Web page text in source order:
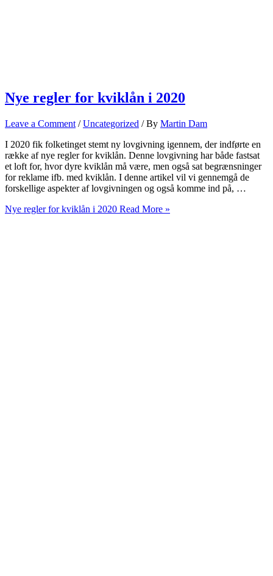
Nye regler for kviklån i 2020
Leave a Comment /Uncategorized / By Martin Dam
I 2020 fik folketinget stemt ny lovgivning igennem, der indførte en
række af nye regler for kviklån. Denne lovgivning har både fastsat
et loft for, hvor dyre kviklån må være, men også sat begrænsninger
for reklame ifb. med kviklån. I denne artikel vil vi gennemgå de
forskellige aspekter af lovgivningen og også komme ind på, …
Nye regler for kviklån i 2020 Read More »